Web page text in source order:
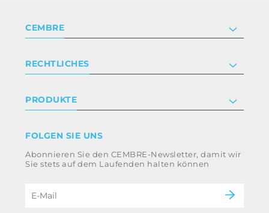
CEMBRE
Zertifizierung
Arbeite mit uns
RECHTLICHES
Geschäftsbedingungen
Whistleblowing
Impressum
PRODUKTE
Energieversorgung
B2B Disclaimer
FOLGEN SIE UNS
Abonnieren Sie den CEMBRE-Newsletter, damit wir
Sie stets auf dem Laufenden halten können